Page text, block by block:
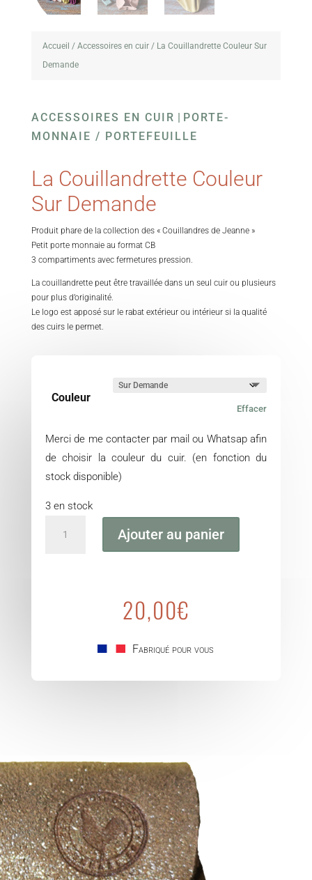
Accueil / Accessoires en cuir/ La Couillandrette Couleur Sur
Demande
ACCESSOIRES EN CUIR | PORTE-
MONNAIE / PORTEFEUILLE
La Couillandrette Couleur
Sur Demande
Produit phare de la collection des « Couillandres de Jeanne »
Petit porte monnaie au format CB
3 compartiments avec fermetures pression.
La couillandrette peut être travaillée dans un seul cuir ou plusieurs
pour plus d’originalité.
Le logo est apposé sur le rabat extérieur ou intérieur si la qualité
des cuirs le permet.
Couleur
Effacer
Merci de me contacter par mail ou Whatsap afin
de choisir la couleur du cuir. (en fonction du
stock disponible)
3 en stock
Ajouter au panier
20,00€
Fabriqué pour vous